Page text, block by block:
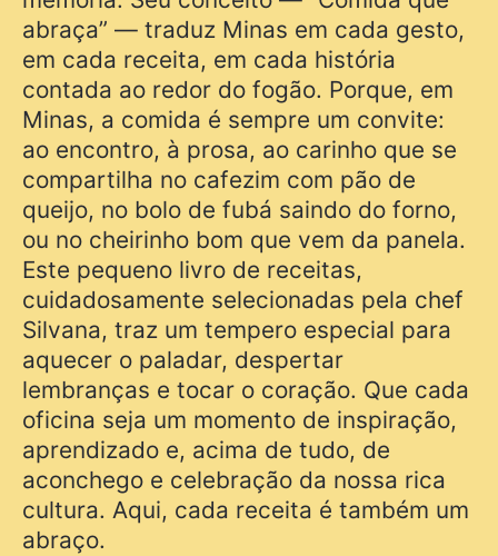
abraça” — traduz Minas em cada gesto,
em cada receita, em cada história
contada ao redor do fogão. Porque, em
Minas, a comida é sempre um convite:
ao encontro, à prosa, ao carinho que se
compartilha no cafezim com pão de
queijo, no bolo de fubá saindo do forno,
ou no cheirinho bom que vem da panela.
Este pequeno livro de receitas,
cuidadosamente selecionadas pela chef
Silvana, traz um tempero especial para
aquecer o paladar, despertar
lembranças e tocar o coração. Que cada
oficina seja um momento de inspiração,
aprendizado e, acima de tudo, de
aconchego e celebração da nossa rica
cultura. Aqui, cada receita é também um
abraço.